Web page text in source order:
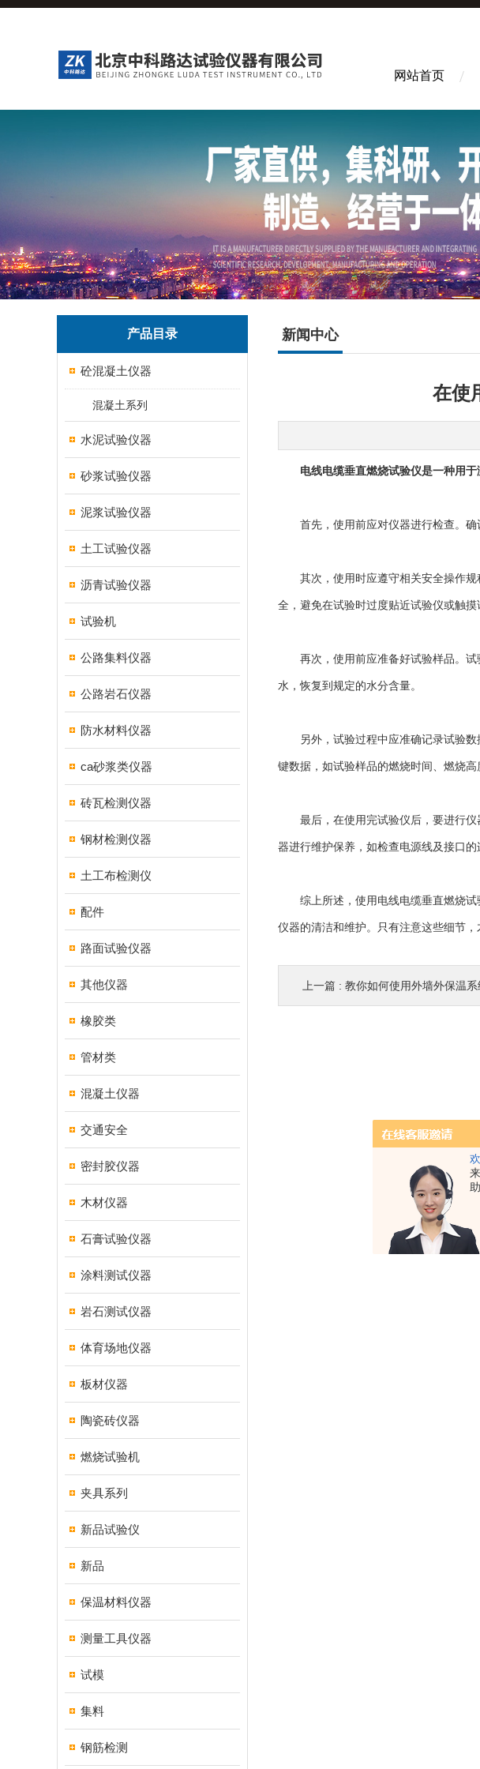
网站首页
产品目录
砼混凝土仪器
混凝土系列
水泥试验仪器
砂浆试验仪器
泥浆试验仪器
土工试验仪器
沥青试验仪器
试验机
公路集料仪器
公路岩石仪器
防水材料仪器
ca砂浆类仪器
砖瓦检测仪器
钢材检测仪器
土工布检测仪
配件
路面试验仪器
其他仪器
橡胶类
管材类
混凝土仪器
交通安全
密封胶仪器
木材仪器
石膏试验仪器
涂料测试仪器
岩石测试仪器
体育场地仪器
板材仪器
陶瓷砖仪器
燃烧试验机
夹具系列
新品试验仪
新品
保温材料仪器
测量工具仪器
试模
集料
钢筋检测
新闻中心
在使
电线电缆垂直燃烧试验仪是一种用
首先，使用前应对仪器进行检查。确
其次，使用时应遵守相关安全操作规
全，避免在试验时过度贴近试验仪或触摸
再次，使用前应准备好试验样品。试
水，恢复到规定的水分含量。
另外，试验过程中应准确记录试验数
键数据，如试验样品的燃烧时间、燃烧高
最后，在使用完试验仪后，要进行仪
器进行维护保养，如检查电源线及接口的
综上所述，使用电线电缆垂直燃烧试
仪器的清洁和维护。只有注意这些细节
上一篇 : 教你如何使用外墙外保温系统